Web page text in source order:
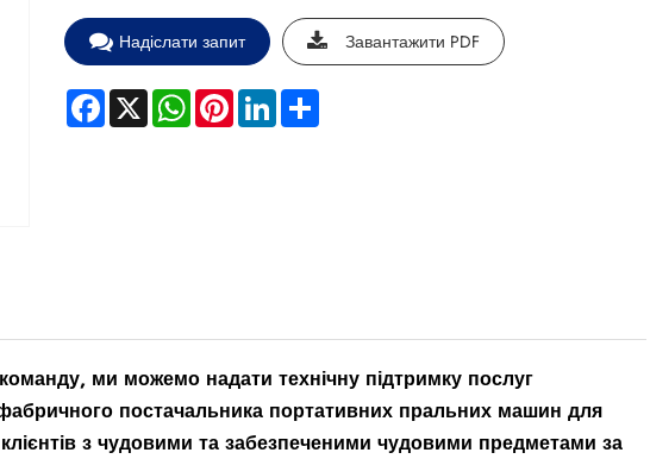
Надіслати запит Завантажити PDF
Facebook
X WhatsApp
PinterestLinkedInShare
ми можемо надати технічну підтримку послуг
постачальника портативних пральних машин для
з чудовими та забезпеченими чудовими предметами за